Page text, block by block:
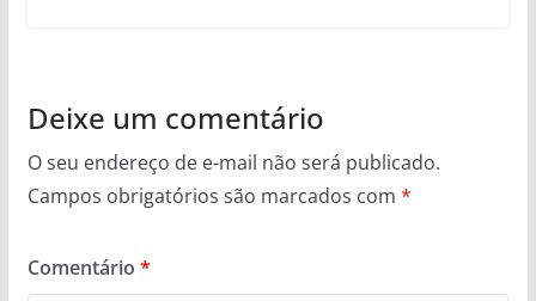
Deixe um comentário
O seu endereço de e-mail não será publicado.
Campos obrigatórios são marcados com *
Comentário *